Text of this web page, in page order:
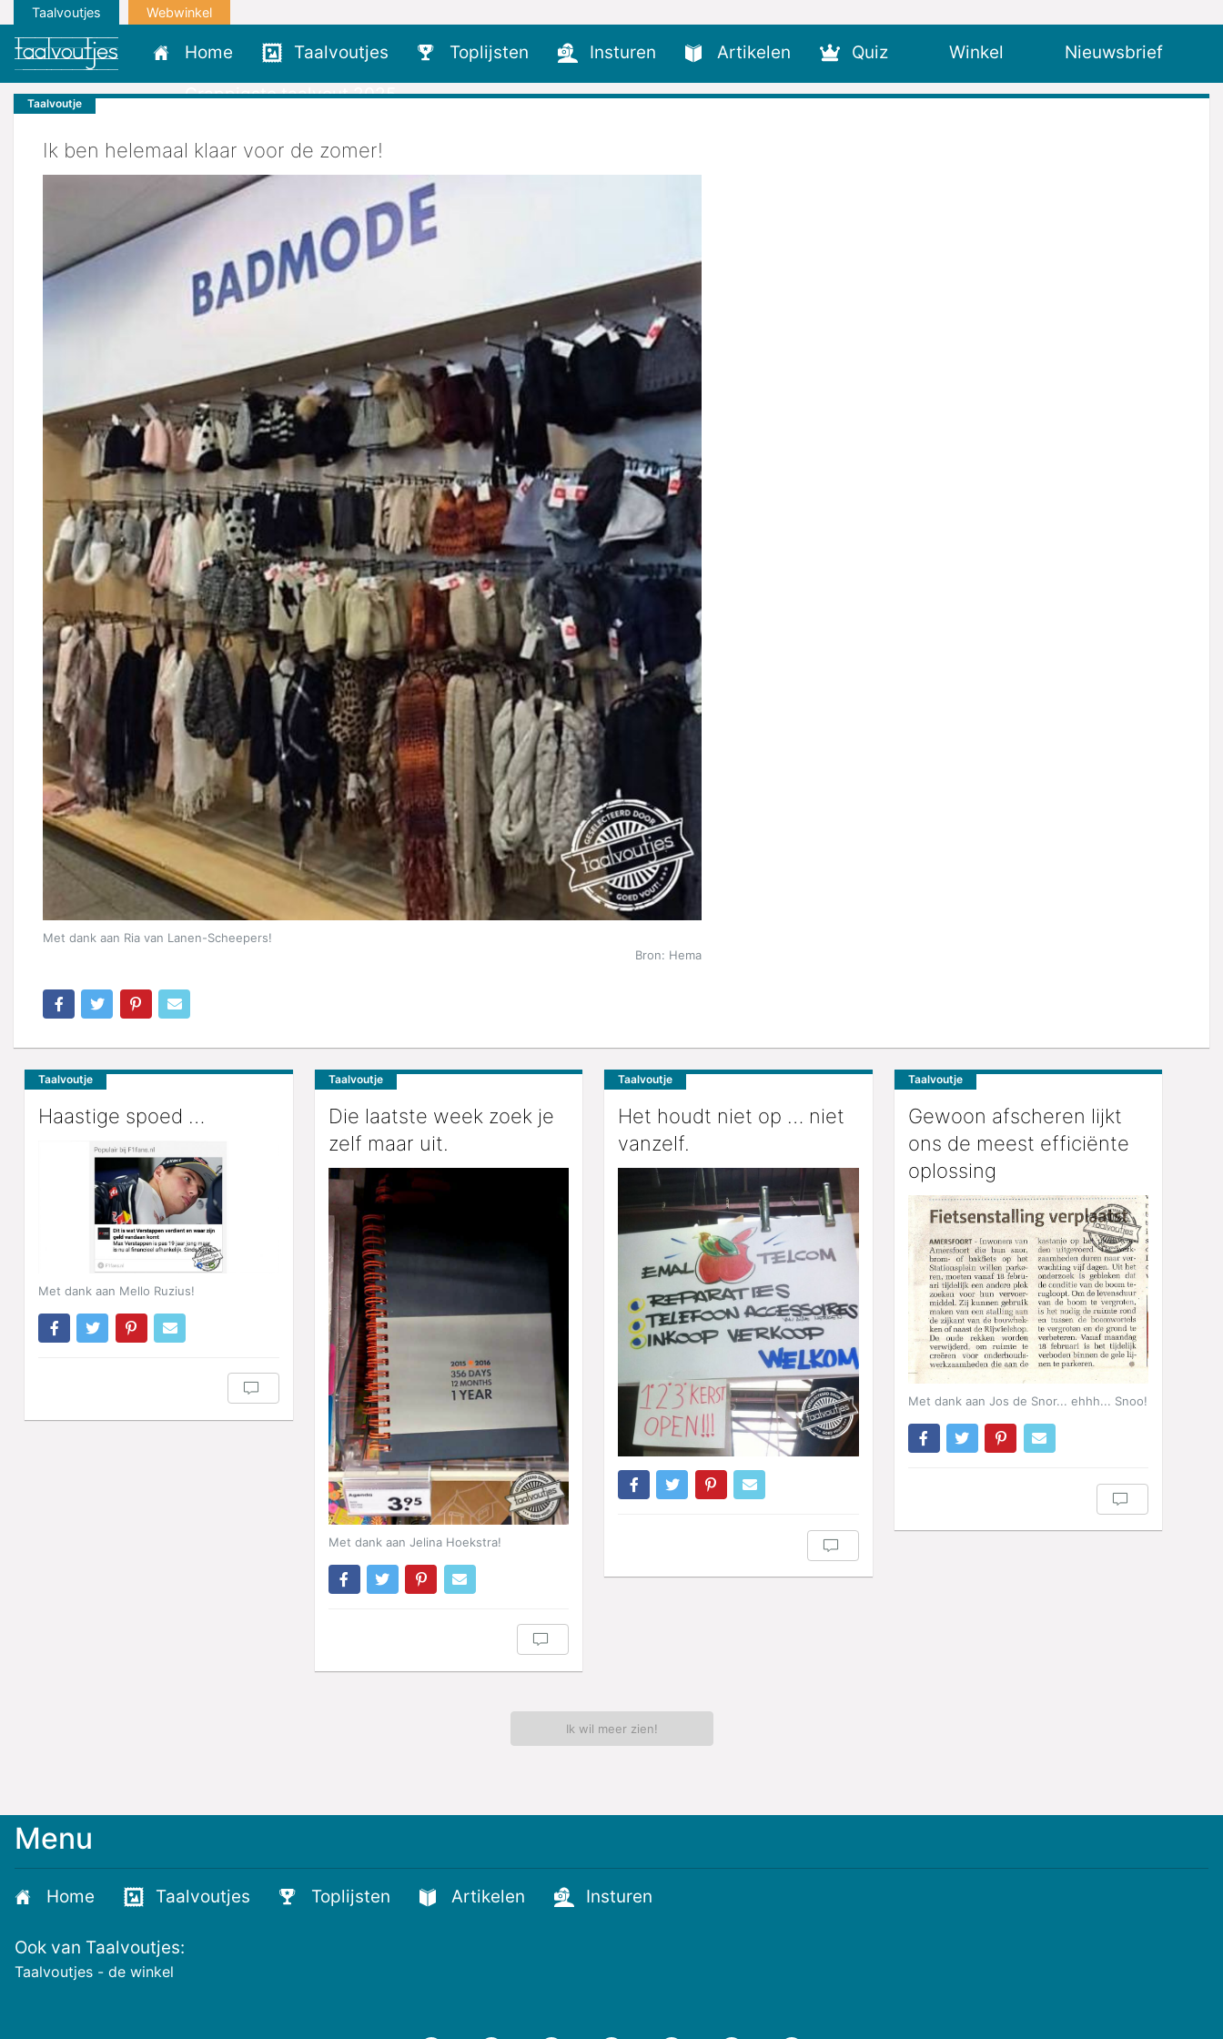
Taalvoutjes Webwinkel
Home Taalvoutjes Toplijsten Insturen Artikelen Quiz Winkel
Nieuwsbrief
Grappigste taalvout 2025
Taalvoutje
Ik ben helemaal klaar voor de zomer!
Met dank aan Ria van Lanen-Scheepers!
Bron: Hema
Taalvoutje
Haastige spoed …
Met dank aan Mello Ruzius!
Taalvoutje
Die laatste week zoek je
zelf maar uit.
Met dank aan Jelina Hoekstra!
Taalvoutje
Het houdt niet op … niet
vanzelf.
Taalvoutje
Gewoon afscheren lijkt
ons de meest efficiënte
oplossing
Met dank aan Jos de Snor... ehhh... Snoo!
Ik wil meer zien!
Meld
voor
nieuwste
voutjes
Menu
Home Taalvoutjes Toplijsten Artikelen Insturen
Ook van Taalvoutjes:
Taalvoutjes - de winkel